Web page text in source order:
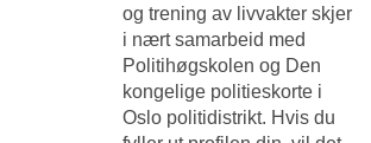
og trening av livvakter skjer
i nært samarbeid med
Politihøgskolen og Den
kongelige politieskorte i
Oslo politidistrikt. Hvis du